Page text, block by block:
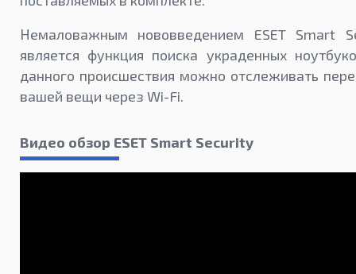
Немаловажным нововведением ESET Smart
является функция поиска украденных
данного происшествия можно отслеживать
вашей вещи через Wi-Fi.
Видео обзор ESET Smart Security